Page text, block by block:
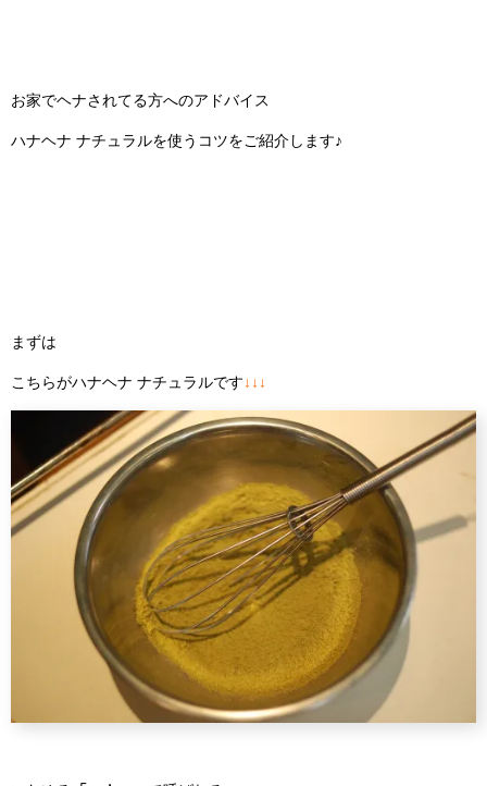
お家でヘナされてる方へのアドバイス
ハナヘナ ナチュラルを使うコツをご紹介します♪
まずは
こちらがハナヘナ ナチュラルです↓↓↓